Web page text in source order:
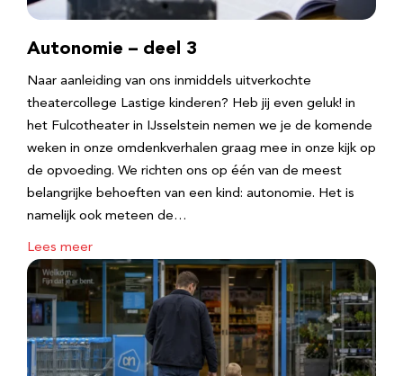
Autonomie – deel 3
Naar aanleiding van ons inmiddels uitverkochte
theatercollege Lastige kinderen? Heb jij even geluk! in
het Fulcotheater in IJsselstein nemen we je de komende
weken in onze omdenkverhalen graag mee in onze kijk op
de opvoeding. We richten ons op één van de meest
belangrijke behoeften van een kind: autonomie. Het is
namelijk ook meteen de…
Lees meer